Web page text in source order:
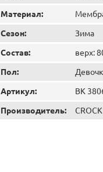
Материал:
Сезон: Зима
Состав: верх:
Пол:
Артикул: ВК
Производитель: